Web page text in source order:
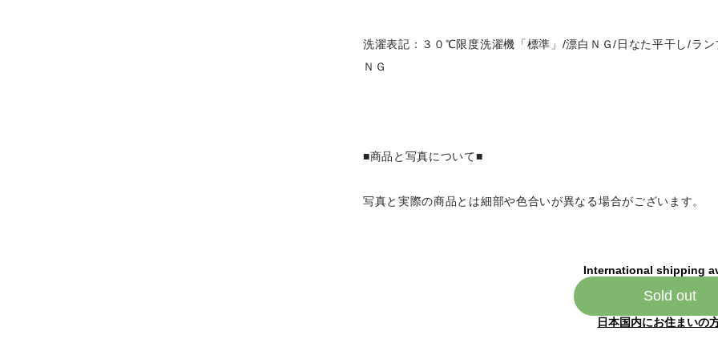
洗濯表記：３０℃限度洗濯機「標準」/漂白ＮＧ/日なた平干し/ラ
ＮＧ
■商品と写真について■
写真と実際の商品とは細部や色合いが異なる場合がございます。
International shipping
Sold out
日本国内にお住まいの